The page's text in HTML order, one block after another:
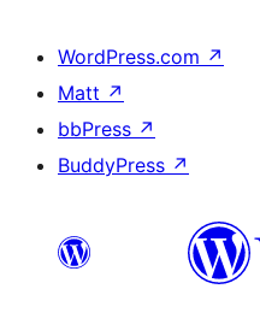
WordPress.com ↗
Matt ↗
bbPress ↗
BuddyPress ↗